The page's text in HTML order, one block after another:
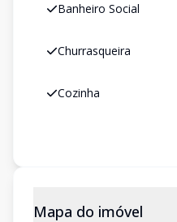
Banheiro Social
Churrasqueira
Cozinha
Mapa do imóvel